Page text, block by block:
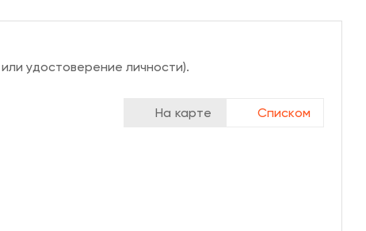
удостоверение личности).
На карте Списком